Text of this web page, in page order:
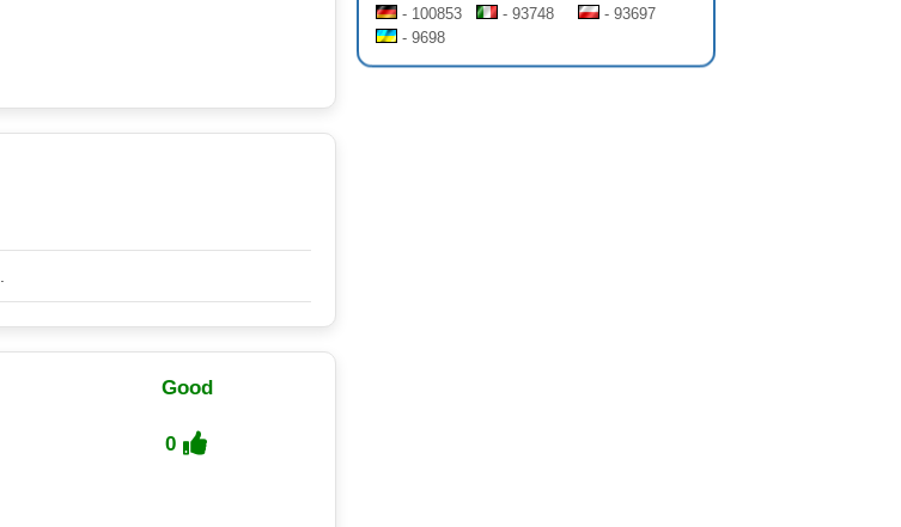
Good
0
- 100853
- 93748
- 93697
- 9698